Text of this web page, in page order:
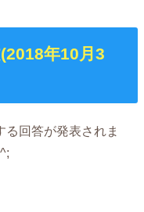
年10月3
回答が発表されま